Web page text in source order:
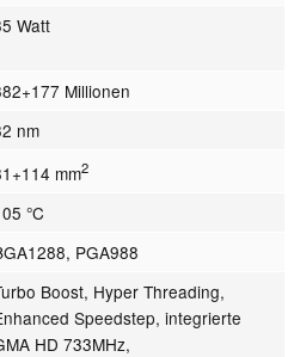
Watt
Millionen
nm
mm2
°C
PGA988
Boost, Hyper Threading,
Speedstep, integrierte
HD 733MHz,